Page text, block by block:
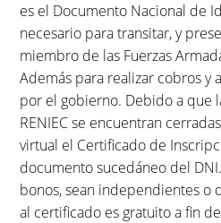
es el Documento Nacional de
necesario para transitar, y
miembro de las Fuerzas
Además para realizar cobros y
por el gobierno. Debido a que
RENIEC se encuentran
virtual el Certificado de
documento sucedáneo del
bonos, sean independientes o
al certificado es gratuito a fin